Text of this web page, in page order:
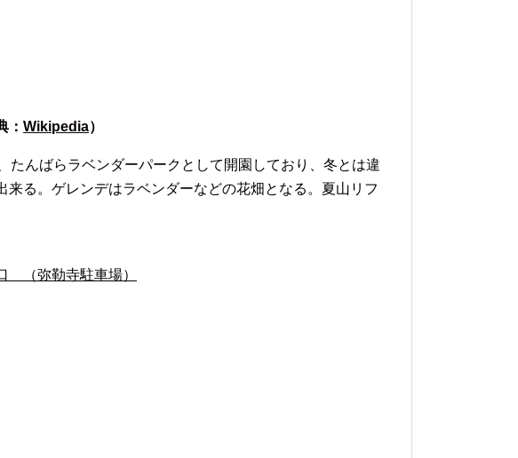
： Wikipedia）
たんばらラベンダーパークとして開園しており、冬とは違
来る。ゲレンデはラベンダーなどの花畑となる。夏山リフ
（弥勒寺駐車場）